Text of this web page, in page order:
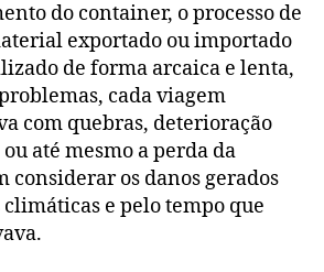
do container, o processo de
exportado ou importado
de forma arcaica e lenta,
cada viagem
com quebras, deterioração
até mesmo a perda da
considerar os danos gerados
e pelo tempo que